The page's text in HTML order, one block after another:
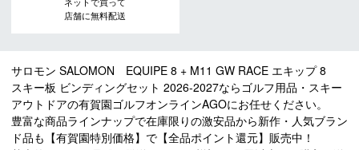
店舗に無料配送
サロモン SALOMON EQUIPE 8 + M11 GW RACE エキップ 8
スキー板 ビンディングセット 2026-2027ならゴルフ用品・スキー
アウトドアの有賀園ゴルフオンラインAGOにお任せください。
豊富な商品ラインナップで在庫限りの激安品から新作・人気ブラン
ド品も【有賀園特別価格】で【全品ポイント還元】販売中！